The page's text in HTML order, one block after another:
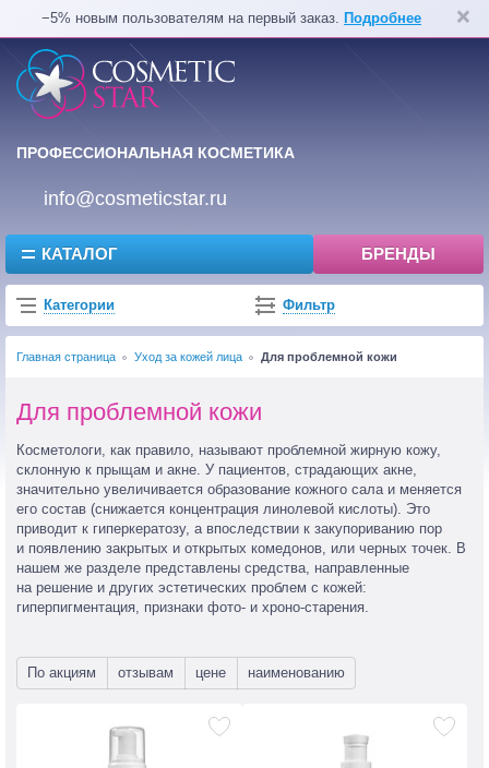
−5% новым пользователям на первый заказ. Подробнее
ПРОФЕССИОНАЛЬНАЯ КОСМЕТИКА
info@cosmeticstar.ru
КАТАЛОГ БРЕНДЫ
Фильтр
Категории
Главная страница Уход за кожей лица Для проблемной кожи
Для проблемной кожи
Косметологи, как правило, называют проблемной жирную кожу,
склонную к прыщам и акне. У пациентов, страдающих акне,
значительно увеличивается образование кожного сала и меняется
его состав (снижается концентрация линолевой кислоты). Это
приводит к гиперкератозу, а впоследствии к закупориванию пор
и появлению закрытых и открытых комедонов, или черных точек. В
нашем же разделе представлены средства, направленные
на решение и других эстетических проблем с кожей:
гиперпигментация, признаки фото- и хроно-старения.
По акциям отзывам цене наименованию